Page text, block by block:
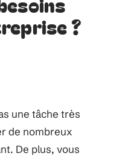
?
une tâche très
de nombreux
De plus, vous